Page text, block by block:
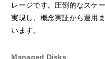
レージです。圧倒的なスケ
実現し、概念実証から運用
います。
Managed Disks